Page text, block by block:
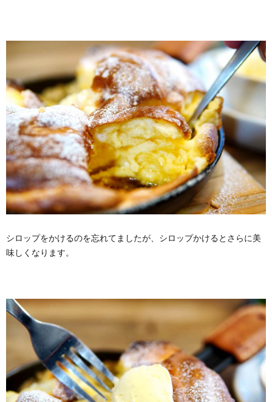
シロップをかけるのを忘れてましたが、シロップかけるとさらに美
味しくなります。